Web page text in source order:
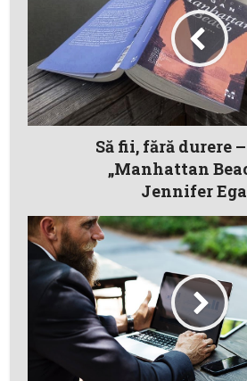
Să fii, fără durere
„Manhattan
Jennifer